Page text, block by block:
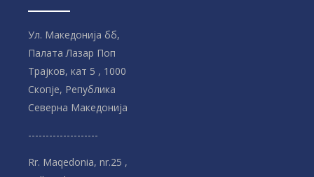
Ул. Македонија бб,
Палата Лазар Поп
Трајков, кат 5 , 1000
Скопје, Република
Северна Македонијa
--------------------
Rr. Maqedonia, nr.25 ,